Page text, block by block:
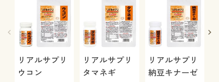
リアルサプリ
ウコン
リアルサプリ
タマネギ
リアルサプリ
納豆キナーゼ